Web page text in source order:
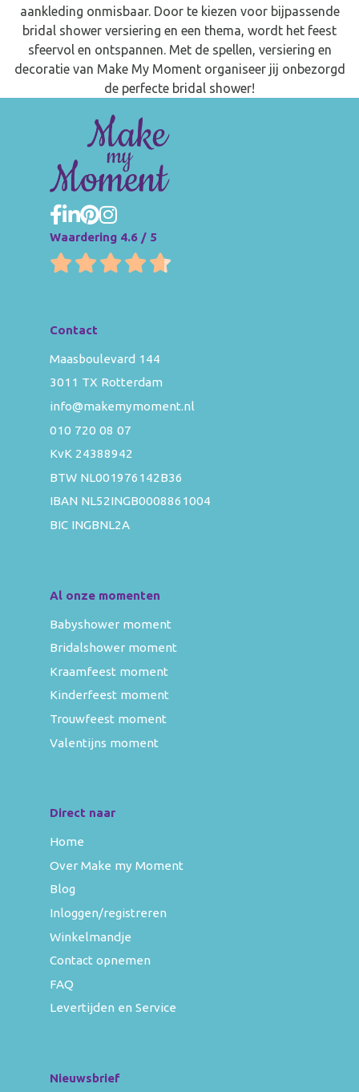
aankleding onmisbaar. Door te kiezen voor bijpassende
bridal shower versiering en een thema, wordt het feest
sfeervol en ontspannen. Met de spellen, versiering en
decoratie van Make My Moment organiseer jij onbezorgd
de perfecte bridal shower!
Waardering 4.6 / 5
Contact
Maasboulevard 144
3011 TX Rotterdam
info@makemymoment.nl
010 720 08 07
KvK 24388942
BTW NL001976142B36
IBAN NL52INGB0008861004
BIC INGBNL2A
Al onze momenten
Babyshower moment
Bridalshower moment
Kraamfeest moment
Kinderfeest moment
Trouwfeest moment
Valentijns moment
Direct naar
Home
Over Make my Moment
Blog
Inloggen/registreren
Winkelmandje
Contact opnemen
FAQ
Levertijden en Service
Nieuwsbrief